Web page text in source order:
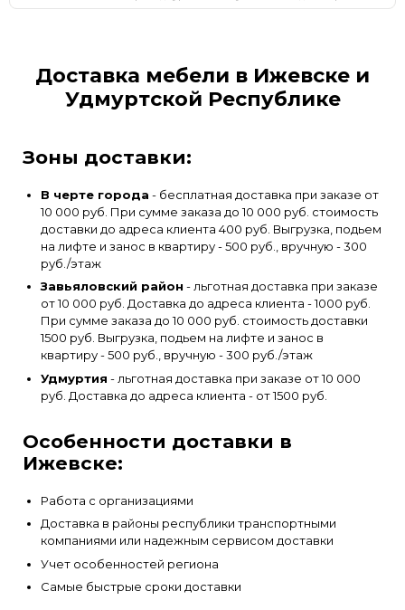
Доставка мебели в Ижевске и
Удмуртской Республике
Зоны доставки:
В черте города - бесплатная доставка при заказе от
10 000 руб. При сумме заказа до 10 000 руб. стоимость
доставки до адреса клиента 400 руб. Выгрузка, подьем
на лифте и занос в квартиру - 500 руб., вручную - 300
руб./этаж
Завьяловский район - льготная доставка при заказе
от 10 000 руб. Доставка до адреса клиента - 1000 руб.
При сумме заказа до 10 000 руб. стоимость доставки
1500 руб. Выгрузка, подьем на лифте и занос в
квартиру - 500 руб., вручную - 300 руб./этаж
Удмуртия - льготная доставка при заказе от 10 000
руб. Доставка до адреса клиента - от 1500 руб.
Особенности доставки в
Ижевске:
Работа с организациями
Доставка в районы республики транспортными
компаниями или надежным сервисом доставки
Учет особенностей региона
Самые быстрые сроки доставки